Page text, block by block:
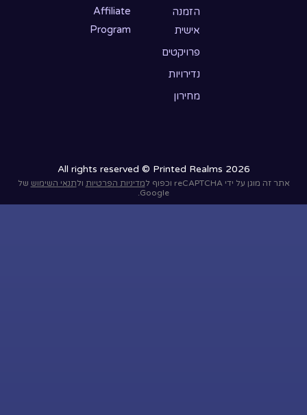
הזמנה
אישית
פרויקטים
נדירויות
מחירון
Affiliate
Program
All rights reserved © Printed Realms 2026
אתר זה מוגן על ידי reCAPTCHA וכפוף ל מדיניות הפרטיות ולתנאי השימוש של
Google.